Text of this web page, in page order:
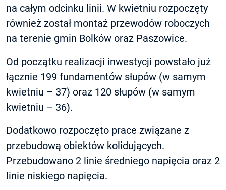
na całym odcinku linii. W kwietniu rozpoczęty
również został montaż przewodów roboczych
na terenie gmin Bolków oraz Paszowice.
Od początku realizacji inwestycji powstało już
łącznie 199 fundamentów słupów (w samym
kwietniu – 37) oraz 120 słupów (w samym
kwietniu – 36).
Dodatkowo rozpoczęto prace związane z
przebudową obiektów kolidujących.
Przebudowano 2 linie średniego napięcia oraz 2
linie niskiego napięcia.